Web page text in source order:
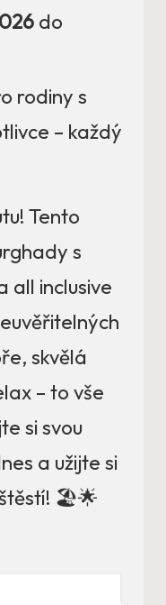
do
rodiny s
– každý
Tento
s
all inclusive
skvělá
– to vše
si svou
a užijte si
🏖️🌟